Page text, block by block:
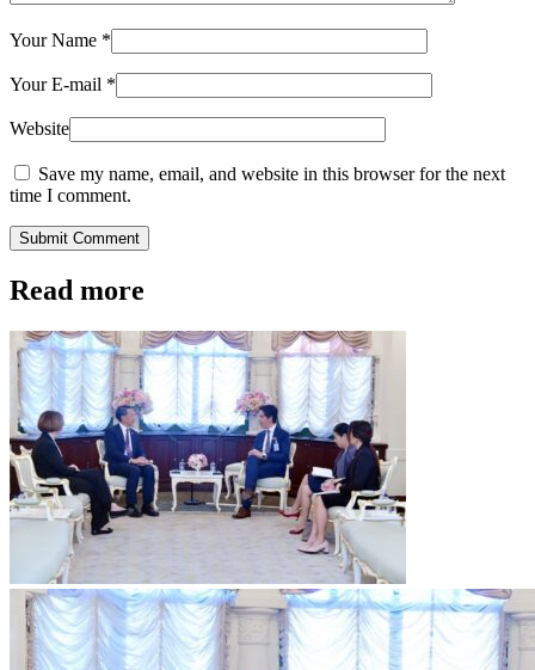
Your Name *
Your E-mail *
Website
Save my name, email, and website in this browser for the next
time I comment.
Submit Comment
Read more